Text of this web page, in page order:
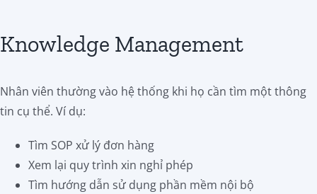
Knowledge Management
Nhân viên thường vào hệ thống khi họ cần tìm một thông
tin cụ thể. Ví dụ:
Tìm SOP xử lý đơn hàng
Xem lại quy trình xin nghỉ phép
Tìm hướng dẫn sử dụng phần mềm nội bộ